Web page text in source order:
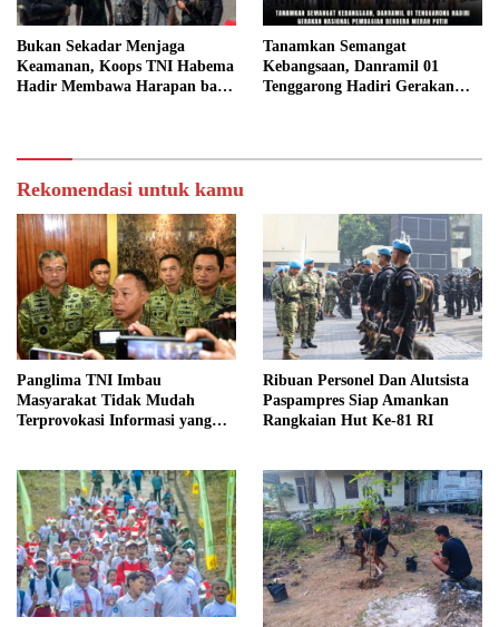
Bukan Sekadar Menjaga
Keamanan, Koops TNI Habema
Hadir Membawa Harapan bagi
Tanamkan Semangat
Kebangsaan, Danramil 01
Tenggarong Hadiri Gerakan
Rekomendasi untuk kamu
Panglima TNI Imbau
Masyarakat Tidak Mudah
Terprovokasi Informasi yang
Ribuan Personel Dan Alutsista
Paspampres Siap Amankan
Rangkaian Hut Ke-81 RI